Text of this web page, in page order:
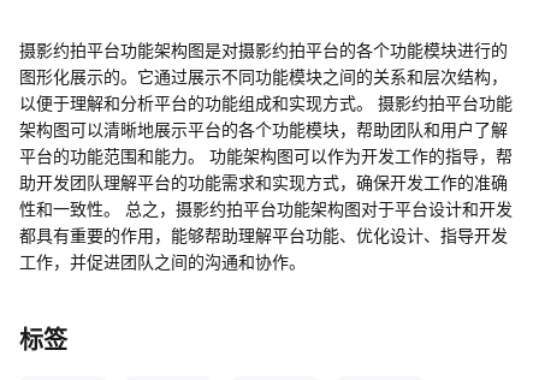
摄影约拍平台功能架构图是对摄影约拍平台的各个功能模块进行的
图形化展示的。它通过展示不同功能模块之间的关系和层次结构，
以便于理解和分析平台的功能组成和实现方式。 摄影约拍平台功能
架构图可以清晰地展示平台的各个功能模块，帮助团队和用户了解
平台的功能范围和能力。 功能架构图可以作为开发工作的指导，帮
助开发团队理解平台的功能需求和实现方式，确保开发工作的准确
性和一致性。 总之，摄影约拍平台功能架构图对于平台设计和开发
都具有重要的作用，能够帮助理解平台功能、优化设计、指导开发
工作，并促进团队之间的沟通和协作。
标签